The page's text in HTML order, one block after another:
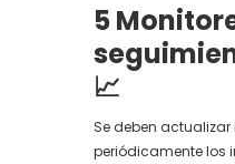
5️
📈
Se deben
periódicamente los